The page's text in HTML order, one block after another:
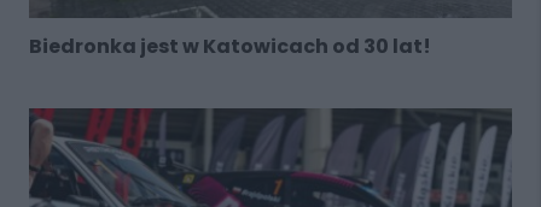
Biedronka jest w Katowicach od 30 lat!